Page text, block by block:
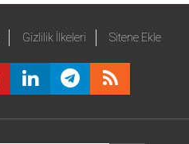
Gizlilik İlkeleri Sitene Ekle